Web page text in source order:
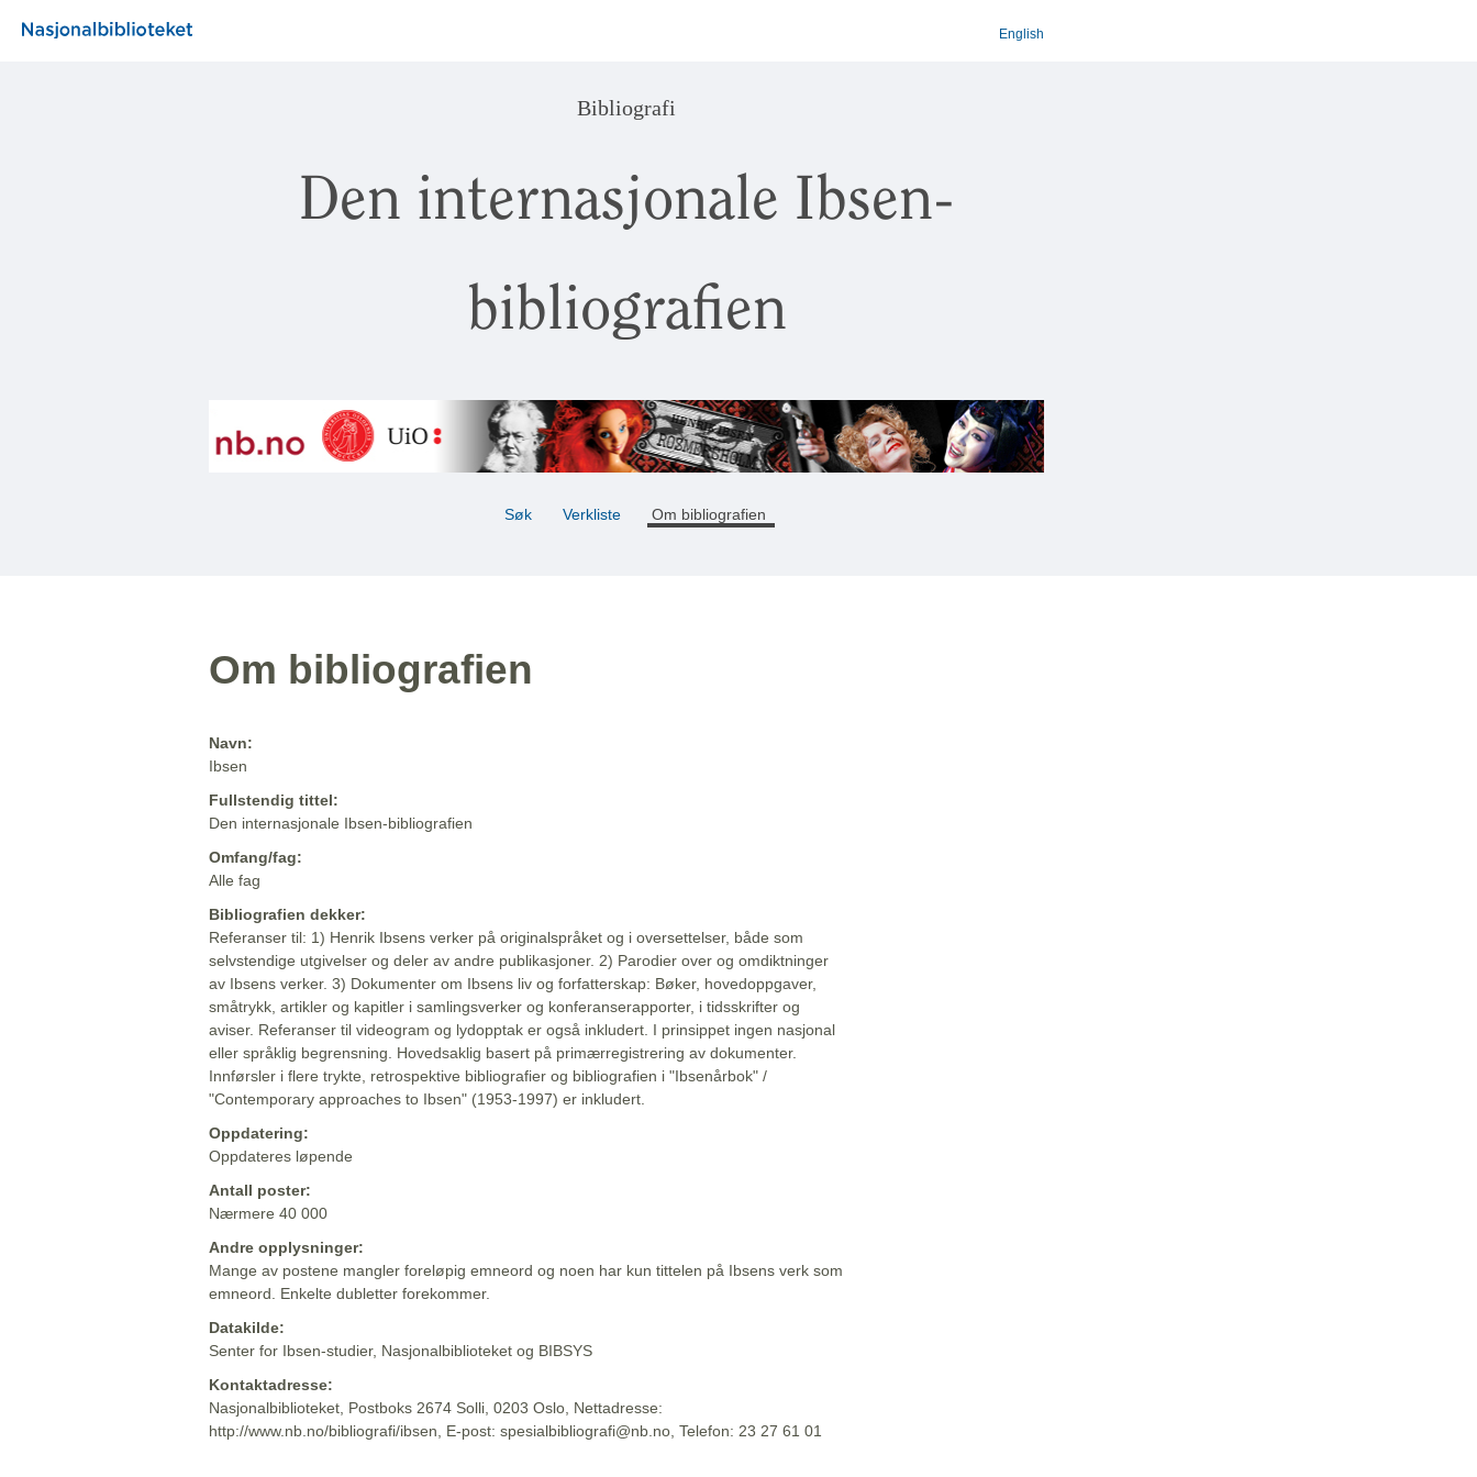
English
Bibliografi
Den internasjonale Ibsen-
bibliografien
Søk Verkliste Om bibliografien
Om bibliografien
Navn:
Ibsen
Fullstendig tittel:
Den internasjonale Ibsen-bibliografien
Omfang/fag:
Alle fag
Bibliografien dekker:
Referanser til: 1) Henrik Ibsens verker på originalspråket og i oversettelser, både som
selvstendige utgivelser og deler av andre publikasjoner. 2) Parodier over og omdiktninger
av Ibsens verker. 3) Dokumenter om Ibsens liv og forfatterskap: Bøker, hovedoppgaver,
småtrykk, artikler og kapitler i samlingsverker og konferanserapporter, i tidsskrifter og
aviser. Referanser til videogram og lydopptak er også inkludert. I prinsippet ingen nasjonal
eller språklig begrensning. Hovedsaklig basert på primærregistrering av dokumenter.
Innførsler i flere trykte, retrospektive bibliografier og bibliografien i "Ibsenårbok" /
"Contemporary approaches to Ibsen" (1953-1997) er inkludert.
Oppdatering:
Oppdateres løpende
Antall poster:
Nærmere 40 000
Andre opplysninger:
Mange av postene mangler foreløpig emneord og noen har kun tittelen på Ibsens verk som
emneord. Enkelte dubletter forekommer.
Datakilde:
Senter for Ibsen-studier, Nasjonalbiblioteket og BIBSYS
Kontaktadresse:
Nasjonalbiblioteket, Postboks 2674 Solli, 0203 Oslo, Nettadresse:
http://www.nb.no/bibliografi/ibsen, E-post: spesialbibliografi@nb.no, Telefon: 23 27 61 01